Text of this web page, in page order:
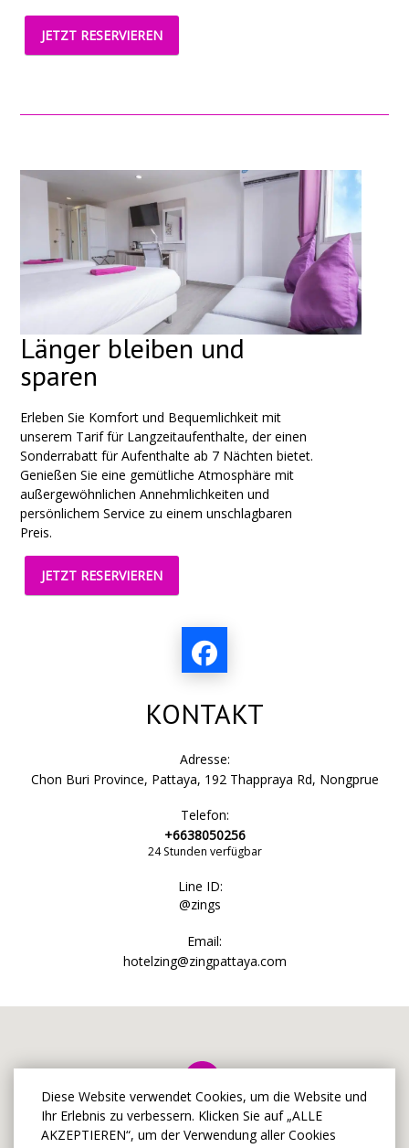
Diese Website verwendet Cookies, um die Website und
Ihr Erlebnis zu verbessern. Klicken Sie auf „ALLE
AKZEPTIEREN“, um der Verwendung aller Cookies
JETZT RESERVIEREN
Länger bleiben und
sparen
Erleben Sie Komfort und Bequemlichkeit mit
unserem Tarif für Langzeitaufenthalte, der einen
Sonderrabatt für Aufenthalte ab 7 Nächten bietet.
Genießen Sie eine gemütliche Atmosphäre mit
außergewöhnlichen Annehmlichkeiten und
persönlichem Service zu einem unschlagbaren
Preis.
JETZT RESERVIEREN
KONTAKT
Adresse:
Chon Buri Province, Pattaya, 192 Thappraya Rd, Nongprue
Telefon:
+6638050256
24 Stunden verfügbar
Line ID:
@zings
Email:
hotelzing@zingpattaya.com